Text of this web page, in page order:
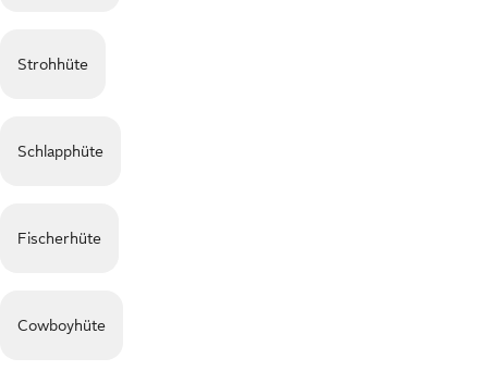
Strohhüte
Schlapphüte
Fischerhüte
Cowboyhüte